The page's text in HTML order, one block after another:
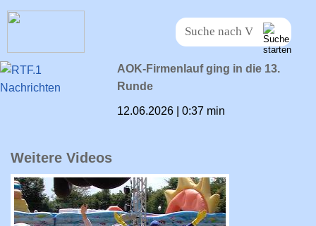
AOK-Firmenlauf ging in die 13.
Runde
12.06.2026 | 0:37 min
Weitere Videos
RTF.1-Nachrichten: Tigerenten Club
Sommerspiele gewähren Blick hinter die